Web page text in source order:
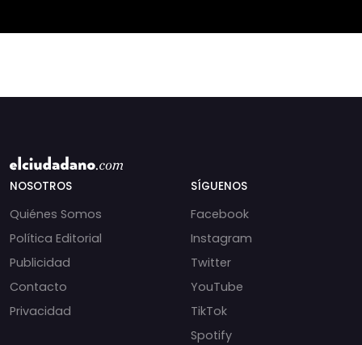
NOSOTROS
Quiénes Somos
Política Editorial
Publicidad
Contacto
Privacidad
SÍGUENOS
Facebook
Instagram
Twitter
YouTube
TikTok
Spotify